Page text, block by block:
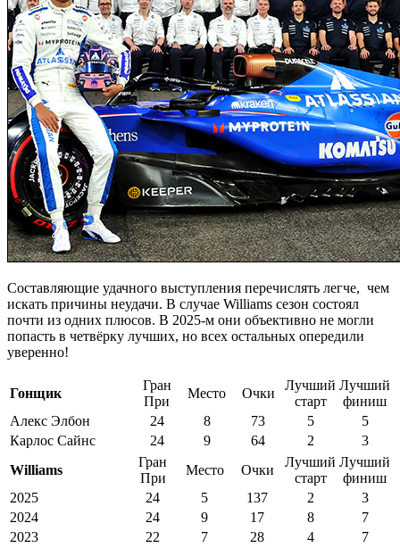
Составляющие удачного выступления перечислять легче, чем
искать причины неудачи. В случае Williams сезон состоял
почти из одних плюсов. В 2025-м они объективно не могли
попасть в четвёрку лучших, но всех остальных опередили
уверенно!
Гонщик
Гран
При
Место Очки
Лучший
старт
Лучший
финиш
Алекс Элбон
24 8 73 5
5
Карлос Сайнс
24 9 64 2
3
Williams
Гран
При
Место Очки
Лучший
старт
Лучший
финиш
2025
24 5 137 2
3
2024
24 9 17 8
7
2023
22 7 28 4
7